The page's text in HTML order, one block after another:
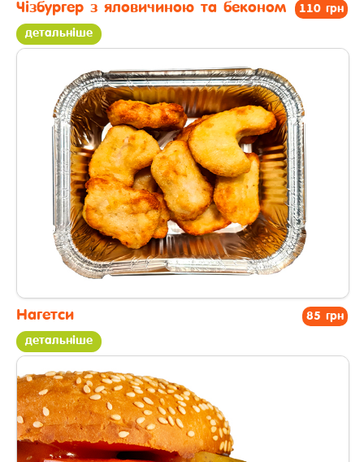
110 грн
Чізбургер з яловичиною та беконом
детальніше
85 грн
Нагетси
детальніше
другі страви